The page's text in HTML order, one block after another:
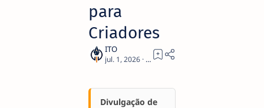
para
Criadores
1
Divulgação de